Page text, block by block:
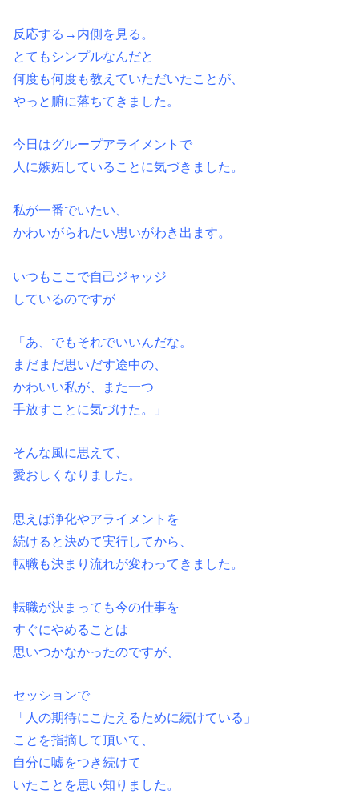
反応する→内側を見る。
とてもシンプルなんだと
何度も何度も教えていただいたことが、
やっと腑に落ちてきました。
今日はグループアライメントで
人に嫉妬していることに気づきました。
私が一番でいたい、
かわいがられたい思いがわき出ます。
いつもここで自己ジャッジ
しているのですが
「あ、でもそれでいいんだな。
まだまだ思いだす途中の、
かわいい私が、また一つ
手放すことに気づけた。」
そんな風に思えて、
愛おしくなりました。
思えば浄化やアライメントを
続けると決めて実行してから、
転職も決まり流れが変わってきました。
転職が決まっても今の仕事を
すぐにやめることは
思いつかなかったのですが、
セッションで
「人の期待にこたえるために続けている」
ことを指摘して頂いて、
自分に嘘をつき続けて
いたことを思い知りました。